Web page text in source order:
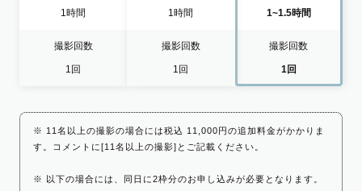
1時間
撮影回数
1回
1時間
撮影回数
1回
1~1.5時間
撮影回数
1回
※ 11名以上の撮影の場合には税込 11,000円の追加料金がかかりま
す。コメントに[11名以上の撮影]とご記載ください。
※ 以下の場合には、同日に2枠分のお申し込みが必要となります。